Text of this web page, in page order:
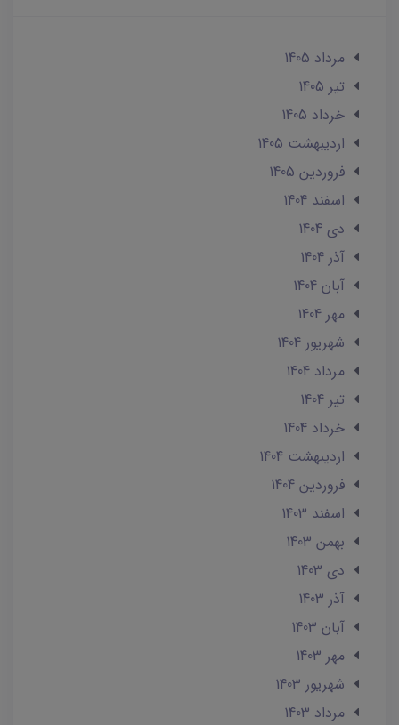
مرداد 1405
تير 1405
خرداد 1405
ارديبهشت 1405
فروردین 1405
اسفند 1404
دی 1404
آذر 1404
آبان 1404
مهر 1404
شهریور 1404
مرداد 1404
تير 1404
خرداد 1404
ارديبهشت 1404
فروردین 1404
اسفند 1403
بهمن 1403
دی 1403
آذر 1403
آبان 1403
مهر 1403
شهریور 1403
مرداد 1403